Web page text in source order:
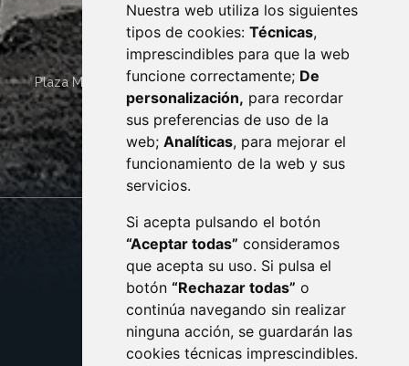
Nuestra web utiliza los siguientes
tipos de cookies: Técnicas,
imprescindibles para que la web
funcione correctamente; De
personalización, para recordar
sus preferencias de uso de la
web; Analíticas, para mejorar el
funcionamiento de la web y sus
servicios.
Si acepta pulsando el botón
“Aceptar todas” consideramos
que acepta su uso. Si pulsa el
botón “Rechazar todas” o
continúa navegando sin realizar
ninguna acción, se guardarán las
cookies técnicas imprescindibles.
Plaza Mayor 4 22400 MONZÓN - ARAGÓN (ESPAÑA)
· (34) 974 400 700 ·
sac@monzon.es
monzon.es
CONTACTO
AVISO LEGAL
PROTECCIÓN DE DATOS
POLÍTICA DE COOKIES
ACCESIBILIDAD
ENLACE EXTERNO AL